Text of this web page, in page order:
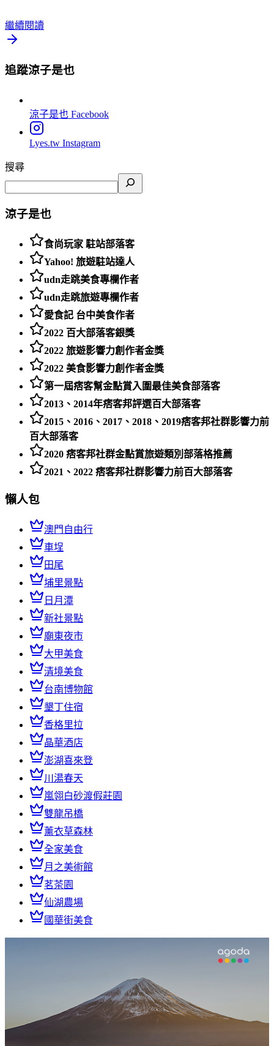
繼續閱讀
追蹤涼子是也
涼子是也 Facebook
Lyes.tw Instagram
搜尋
涼子是也
食尚玩家 駐站部落客
Yahoo! 旅遊駐站達人
udn走跳美食專欄作者
udn走跳旅遊專欄作者
愛食記 台中美食作者
2022 百大部落客銀獎
2022 旅遊影響力創作者金獎
2022 美食影響力創作者金獎
第一屆痞客幫金點賞入圍最佳美食部落客
2013、2014年痞客邦評選百大部落客
2015、2016、2017、2018、2019痞客邦社群影響力前
百大部落客
2020 痞客邦社群金點賞旅遊類別部落格推薦
2021、2022 痞客邦社群影響力前百大部落客
懶人包
澳門自由行
車埕
田尾
埔里景點
日月潭
新社景點
廟東夜市
大甲美食
清境美食
台南博物館
墾丁住宿
香格里拉
晶華酒店
澎湖喜來登
川湯春天
嵐翎白砂渡假莊園
雙龍吊橋
薰衣草森林
全家美食
月之美術館
茗茶園
仙湖農場
國華街美食